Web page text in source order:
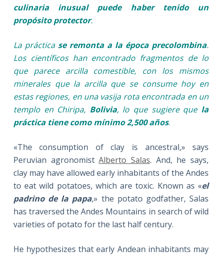
culinaria
inusual puede haber tenido un
propósito protector.
La práctica se remonta a la época precolombina.
Los científicos han encontrado fragmentos de lo
que parece arcilla comestible, con los mismos
minerales que la arcilla que se consume hoy en
estas regiones, en una vasija rota encontrada en un
templo en Chiripa, Bolivia, lo que sugiere que la
práctica tiene como mínimo 2,500 años.
«The consumption of clay is ancestral,» says
Peruvian agronomistAlberto Salas. And, he says,
clay may have allowed early inhabitants of the Andes
to eat wild potatoes, which are toxic. Known as «el
padrino de la papa,» the potato godfather, Salas
has traversed the Andes Mountains in search of wild
varieties of potato for the last half century.
He hypothesizes that early Andean inhabitants may